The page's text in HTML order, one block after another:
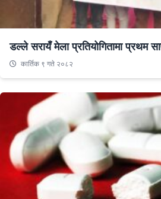
डल्ले सरायँ मेला प्रतियोगितामा प्रथम
कार्तिक ९ गते २०८२